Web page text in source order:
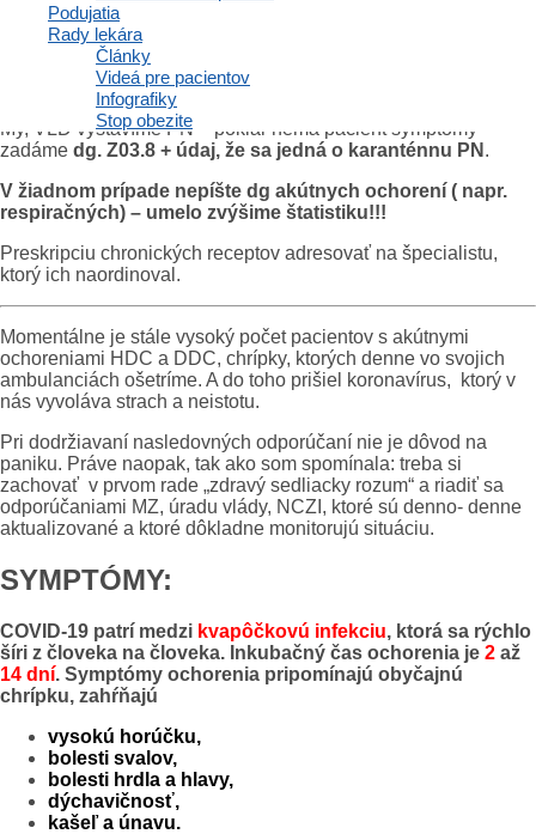
Podujatia
Rady lekára
Články
Videá pre pacientov
Infografiky
Stop obezite
odoslaný lekár v špeciálnom ochrannom odeve k pacientovi a
priamo doma mu odoberie vzorky, zároveň posúdi, či zdravotný
stav vyžaduje hospitalizáciu alebo len karanténu v domácom
My, VLD vystavíme PN – pokiaľ nemá pacient symptómy
zadáme dg. Z03.8 + údaj, že sa jedná o karanténnu PN .
V žiadnom prípade nepíšte dg akútnych ochorení ( napr.
respiračných) – umelo zvýšime štatistiku!!!
Preskripciu chronických receptov adresovať na špecialistu,
ktorý ich naordinoval.
Momentálne je stále vysoký počet pacientov s akútnymi
ochoreniami HDC a DDC, chrípky, ktorých denne vo svojich
ambulanciách ošetríme. A do toho prišiel koronavírus, ktorý v
nás vyvoláva strach a neistotu.
Pri dodržiavaní nasledovných odporúčaní nie je dôvod na
paniku. Práve naopak, tak ako som spomínala: treba si
zachovať v prvom rade „zdravý sedliacky rozum“ a riadiť sa
odporúčaniami MZ, úradu vlády, NCZI, ktoré sú denno- denne
aktualizované a ktoré dôkladne monitorujú situáciu.
SYMPTÓMY:
COVID-19 patrí medzi kvapôčkovú infekciu, ktorá sa rýchlo
šíri z človeka na človeka. Inkubačný čas ochorenia je 2 až
14 dní. Symptómy ochorenia pripomínajú obyčajnú
chrípku, zahŕňajú
vysokú horúčku,
bolesti svalov,
bolesti hrdla a hlavy,
dýchavičnosť,
kašeľ a únavu.